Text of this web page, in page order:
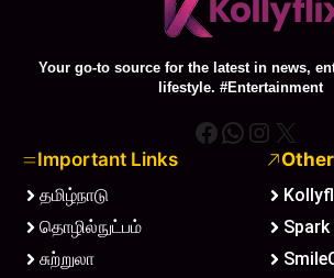
Your go-to source for the latest in news,
lifestyle. #Entertainment
Facebook
WhatsApp
X
Important Links
தமிழ்நாடு
தொழில்நுட்பம்
சுற்றுலா
Spark